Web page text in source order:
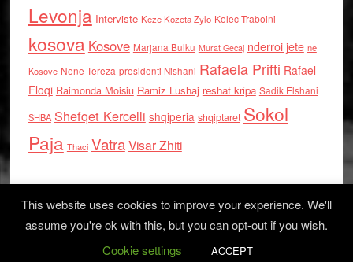
Levonja Interviste Keze Kozeta Zylo Kolec Traboini
kosova Kosove Marjana Bulku Murat Gecaj nderroi jete ne
Kosove Nene Tereza presidenti Nishani Rafaela Prifti Rafael
Floqi Raimonda Moisiu Ramiz Lushaj reshat kripa Sadik Elshani
SHBA Shefqet Kercelli shqiperia shqiptaret Sokol
Paja Thaci VatraVisar Zhiti
Log in
This website uses cookies to improve your experience. We'll
assume you're ok with this, but you can opt-out if you wish.
Cookie settings
ACCEPT